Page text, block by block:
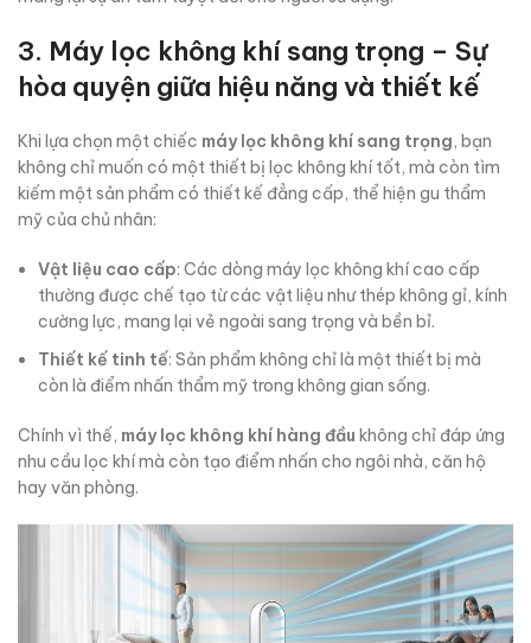
3. Máy lọc không khí sang trọng – Sự
hòa quyện giữa hiệu năng và thiết kế
Khi lựa chọn một chiếc máy lọc không khí sang trọng, bạn
không chỉ muốn có một thiết bị lọc không khí tốt, mà còn tìm
kiếm một sản phẩm có thiết kế đẳng cấp, thể hiện gu thẩm
mỹ của chủ nhân:
Vật liệu cao cấp: Các dòng máy lọc không khí cao cấp
thường được chế tạo từ các vật liệu như thép không gỉ, kính
cường lực, mang lại vẻ ngoài sang trọng và bền bỉ.
Thiết kế tinh tế: Sản phẩm không chỉ là một thiết bị mà
còn là điểm nhấn thẩm mỹ trong không gian sống.
Chính vì thế, máy lọc không khí hàng đầu không chỉ đáp ứng
nhu cầu lọc khí mà còn tạo điểm nhấn cho ngôi nhà, căn hộ
hay văn phòng.